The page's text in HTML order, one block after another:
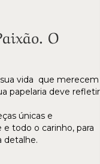
O
vida que merecem
papelaria deve refletir
únicas e
todo o carinho, para
detalhe.